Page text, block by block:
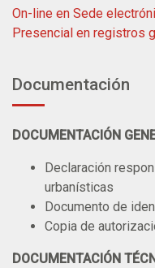
On-line en Sede
Presencial en registros
Documentación
DOCUMENTACIÓN
Declaración
urbanísticas
Documento de
Copia de
DOCUMENTACIÓN